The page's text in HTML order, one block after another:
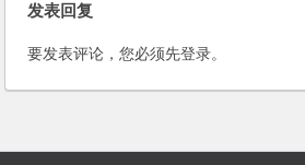
发表回复
要发表评论，您必须先登录。